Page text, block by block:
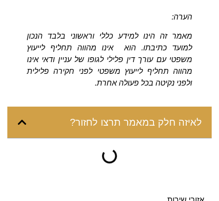
הערה:
מאמר זה הינו למידע כללי וראשוני בלבד הנכון
למועד כתיבתו. הוא אינו מהווה תחליף לייעוץ
משפטי עם עורך דין פלילי לגופו של עניין ודאי אינו
מהווה תחליף לייעוץ משפטי לפני חקירה פלילית
ולפני נקיטה בכל פעולה אחרת.
לאיזה חלק במאמר תרצו לחזור?